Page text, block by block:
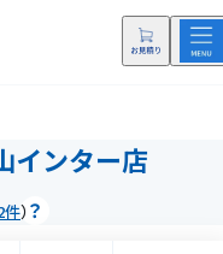
うじ本舗 郡山インター店(コオリヤ
ンター店
件